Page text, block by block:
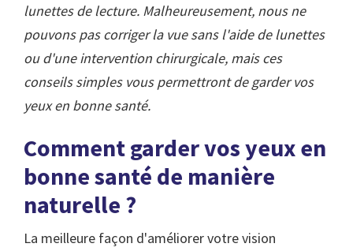
lunettes de lecture. Malheureusement, nous ne
pouvons pas corriger la vue sans l'aide de lunettes
ou d'une intervention chirurgicale, mais ces
conseils simples vous permettront de garder vos
yeux en bonne santé.
Comment garder vos yeux en
bonne santé de manière
naturelle ?
La meilleure façon d'améliorer votre vision